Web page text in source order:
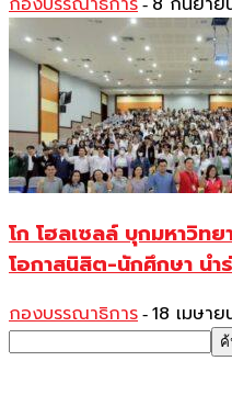
-
โก โฮลเซลล์ บุกมหาวิท
โอกาสนิสิต-นักศึกษา นำ
กองบรรณาธิการ - 18 เมษา